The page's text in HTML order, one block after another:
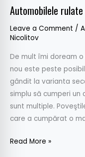
Automobilele
Leave a Comment /
Nicolitov
De mult îmi doream
nou este peste
gândit la varianta
simplu să cumperi un
sunt multiple.
care a cumpărat o
Read More »